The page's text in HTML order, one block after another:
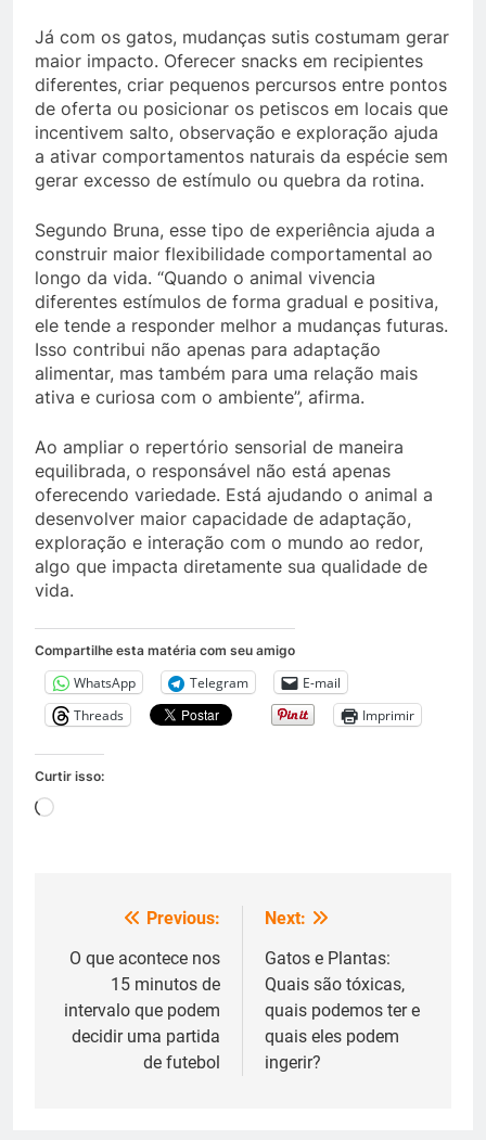
Já com os gatos, mudanças sutis costumam gerar
maior impacto. Oferecer snacks em recipientes
diferentes, criar pequenos percursos entre pontos
de oferta ou posicionar os petiscos em locais que
incentivem salto, observação e exploração ajuda
a ativar comportamentos naturais da espécie sem
gerar excesso de estímulo ou quebra da rotina.
Segundo Bruna, esse tipo de experiência ajuda a
construir maior flexibilidade comportamental ao
longo da vida. “Quando o animal vivencia
diferentes estímulos de forma gradual e positiva,
ele tende a responder melhor a mudanças futuras.
Isso contribui não apenas para adaptação
alimentar, mas também para uma relação mais
ativa e curiosa com o ambiente”, afirma.
Ao ampliar o repertório sensorial de maneira
equilibrada, o responsável não está apenas
oferecendo variedade. Está ajudando o animal a
desenvolver maior capacidade de adaptação,
exploração e interação com o mundo ao redor,
algo que impacta diretamente sua qualidade de
vida.
Compartilhe esta matéria com seu amigo
WhatsApp Telegram
E-mail
Threads
Imprimir
Curtir isso:
Carregando...
Navegação
de
Post
Previous:
O que acontece nos
15 minutos de
intervalo que podem
decidir uma partida
de futebol
Next:
Gatos e Plantas:
Quais são tóxicas,
quais podemos ter e
quais eles podem
ingerir?